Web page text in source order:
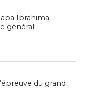
Ibrahima
général
du grand